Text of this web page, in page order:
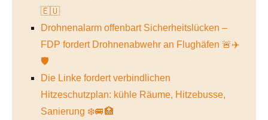
🇪🇺
Drohnenalarm offenbart Sicherheitslücken –
FDP fordert Drohnenabwehr an Flughäfen 🚨✈️
🛡️
Die Linke fordert verbindlichen
Hitzeschutzplan: kühle Räume, Hitzebusse,
Sanierung ❄️🚐🏥